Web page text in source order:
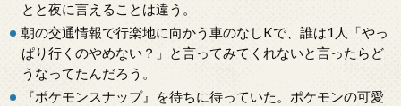
とと夜に言えることは違う。
朝の交通情報で行楽地に向かう車のなしKで、誰は1人「やっ
ぱり行くのやめない？」と言ってみてくれないと言ったらど
うなってたんだろう。
『ポケモンスナップ』を待ちに待っていた。ポケモンの可愛